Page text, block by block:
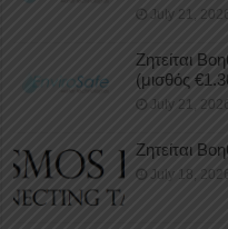
July 21,
Ζητείται
(μισθός
July 21,
Ζητείται
July 18, 2026